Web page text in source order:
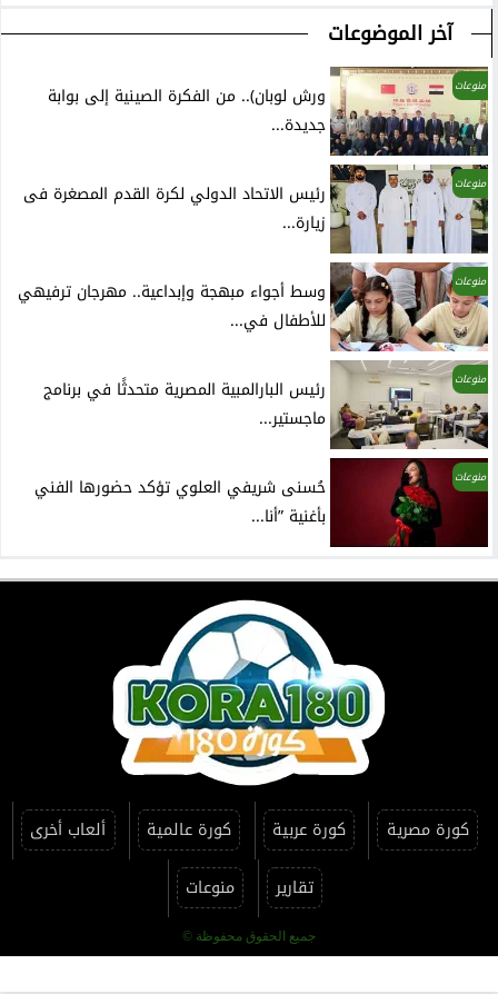
آخر الموضوعات
منوعات
ورش لوبان).. من الفكرة الصينية إلى بوابة
جديدة...
منوعات
رئيس الاتحاد الدولي لكرة القدم المصغرة فى
زيارة...
منوعات
وسط أجواء مبهجة وإبداعية.. مهرجان ترفيهي
للأطفال في...
منوعات
رئيس البارالمبية المصرية متحدثًا في برنامج
ماجستير...
منوعات
حُسنى شريفي العلوي تؤكد حضورها الفني
بأغنية ”أنا...
كورة مصرية كورة عربية كورة عالمية
ألعاب أخرى
تقارير
منوعات
جميع الحقوق محفوظة ©